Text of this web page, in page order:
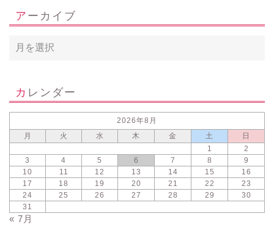
アーカイブ
カレンダー
2026年8月
月
火 水 木 金 土
日
1
2
3
4 5 6 7 8
9
10
11 12 13 14 15
16
17
18 19 20 21 22
23
24
25 26 27 28 29
30
31
« 7月